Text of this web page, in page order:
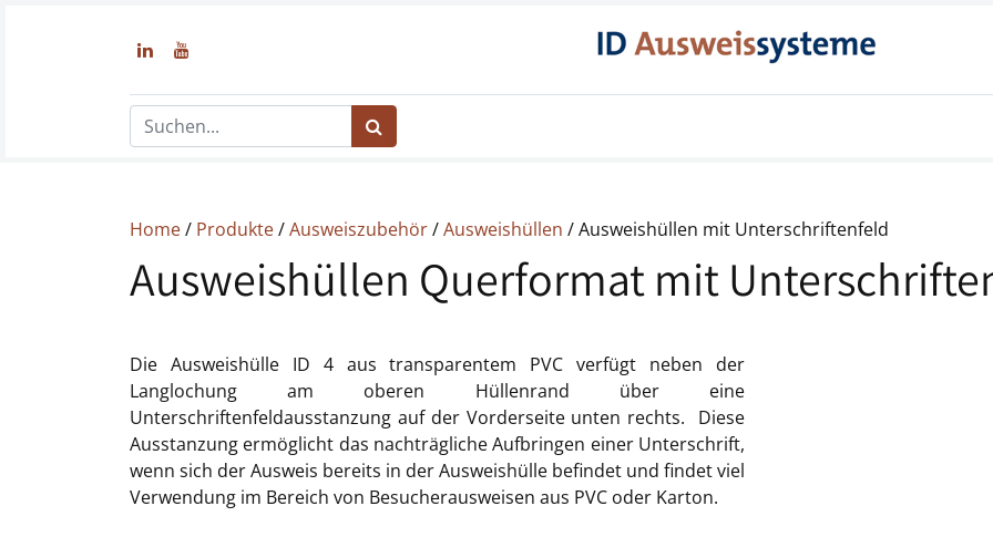
Home/ Produkte/Ausweiszubehör/Ausweishüllen / Ausweishüllen mit Unterschriftenfeld
Ausweishüllen Querformat mit
Die Ausweishülle ID 4 aus transparentem PVC verfügt neben der
Langlochung am oberen Hüllenrand über eine
Unterschriftenfeldausstanzung auf der Vorderseite unten rechts. Diese
Ausstanzung ermöglicht das nachträgliche Aufbringen einer Unterschrift,
wenn sich der Ausweis bereits in der Ausweishülle befindet und findet viel
Verwendung im Bereich von Besucherausweisen aus PVC oder Karton.